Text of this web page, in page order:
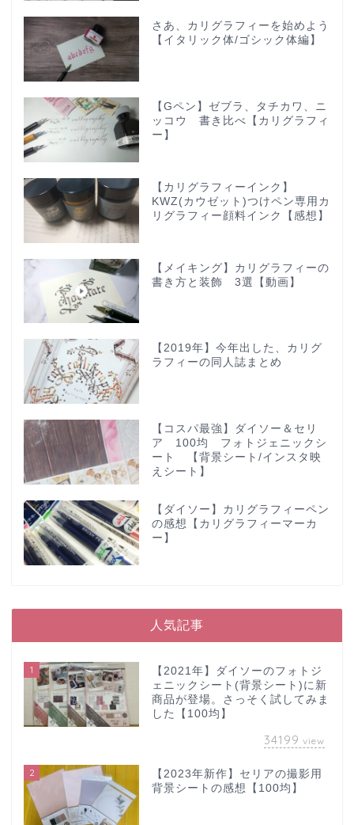
さあ、カリグラフィーを始めよう
【イタリック体/ゴシック体編】
【Gペン】ゼブラ、タチカワ、ニ
ッコウ 書き比べ【カリグラフィ
ー】
【カリグラフィーインク】
KWZ(カウゼット)つけペン専用カ
リグラフィー顔料インク【感想】
【メイキング】カリグラフィーの
書き方と装飾 3選【動画】
【2019年】今年出した、カリグ
ラフィーの同人誌まとめ
【コスパ最強】ダイソー＆セリ
ア 100均 フォトジェニックシ
ート 【背景シート/インスタ映
えシート】
【ダイソー】カリグラフィーペン
の感想【カリグラフィーマーカ
ー】
人気記事
1
【2021年】ダイソーのフォトジ
ェニックシート(背景シート)に新
商品が登場。さっそく試してみま
した【100均】
34199 view
2
【2023年新作】セリアの撮影用
背景シートの感想【100均】